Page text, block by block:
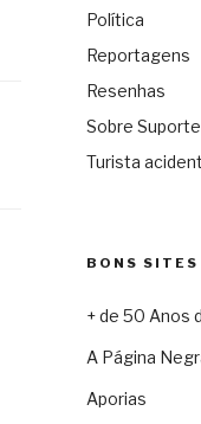
Política
Reportagens
Resenhas
Sobre
Turista
BONS SITES
+ de 50 Anos
A Página
Aporias